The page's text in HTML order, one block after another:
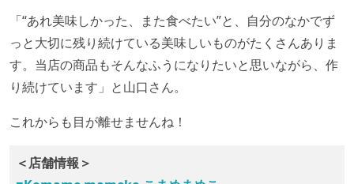
「“あれ美味しかった、また食べたい”と、自分のなかでず
っと大切に残り続けている美味しいものがたくさんありま
す。当店の商品もそんなふうになりたいと思いながら、作
り続けています」と山口さん。
これからも目が離せませんね！
＜店舗情報＞